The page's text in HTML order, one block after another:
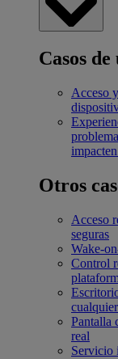
Casos
Acceso
Otros
Acceso
seguras
Wake-
Control
Pantalla
real
Servicio